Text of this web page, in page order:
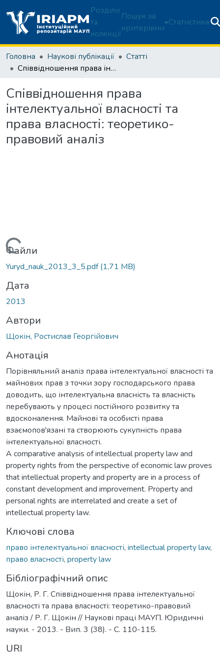
Розділи
та
колекції
Пошук за
критеріями
Статистика
Головна Наукові публікації
Статті
Співвідношення права інтелектуальної власності та права власності: теоретико-правовий аналіз
Співвідношення права
інтелектуальної власності та
права власності: теоретико-
правовий аналіз
Вантажиться...
Файли
Yuryd_nauk_2013_3_5.pdf(1,71 MB)
Дата
2013
Автори
Щокін, Ростислав Георгійович
Анотація
Порівняльний аналіз права інтелектуальної власності та
майнових прав з точки зору господарського права
доводить, що інтелектуальна власність та власність
перебувають у процесі постійного розвитку та
вдосконалення. Майнові та особисті права
взаємопов'язані та створюють сукупність права
інтелектуальної власності.
A comparative analysis of intellectual property law and
property rights from the perspective of economic law proves
that intellectual property and property are in a process of
constant development and improvement. Property and
personal rights are interrelated and create a set of
intellectual property law.
Ключові слова
право інтелектуальної власності, intellectual property law,
право власності, property law
Бібліографічний опис
Щокін, Р. Г. Співвідношення права інтелектуальної
власності та права власності: теоретико-правовий
аналіз / Р. Г. Щокін // Наукові праці МАУП. Юридичні
науки. - 2013. - Вип. 3 (38). - С. 110-115.
URI